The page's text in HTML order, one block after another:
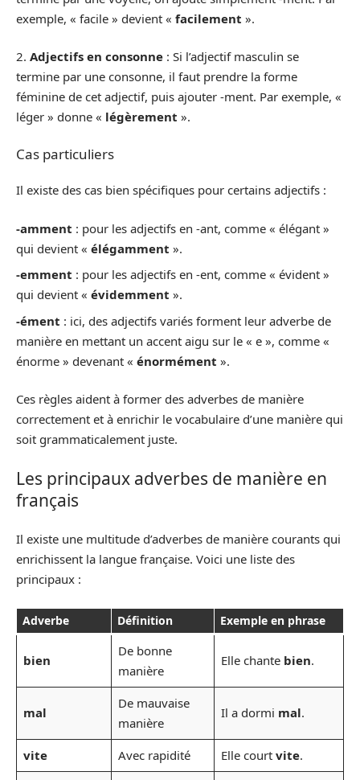
exemple, « facile » devient « facilement ».
2. Adjectifs en consonne : Si l’adjectif masculin se
termine par une consonne, il faut prendre la forme
féminine de cet adjectif, puis ajouter -ment. Par exemple, «
léger » donne « légèrement ».
Cas particuliers
Il existe des cas bien spécifiques pour certains adjectifs :
-amment : pour les adjectifs en -ant, comme « élégant »
qui devient « élégamment ».
-emment : pour les adjectifs en -ent, comme « évident »
qui devient « évidemment ».
-ément : ici, des adjectifs variés forment leur adverbe de
manière en mettant un accent aigu sur le « e », comme «
énorme » devenant « énormément ».
Ces règles aident à former des adverbes de manière
correctement et à enrichir le vocabulaire d’une manière qui
soit grammaticalement juste.
Les principaux adverbes de manière en
français
Il existe une multitude d’adverbes de manière courants qui
enrichissent la langue française. Voici une liste des
principaux :
Adverbe Définition Exemple en phrase
bien
De bonne
manière
Elle chante bien.
mal
De mauvaise
manière
Il a dormi mal.
vite Avec rapidité Elle court vite.